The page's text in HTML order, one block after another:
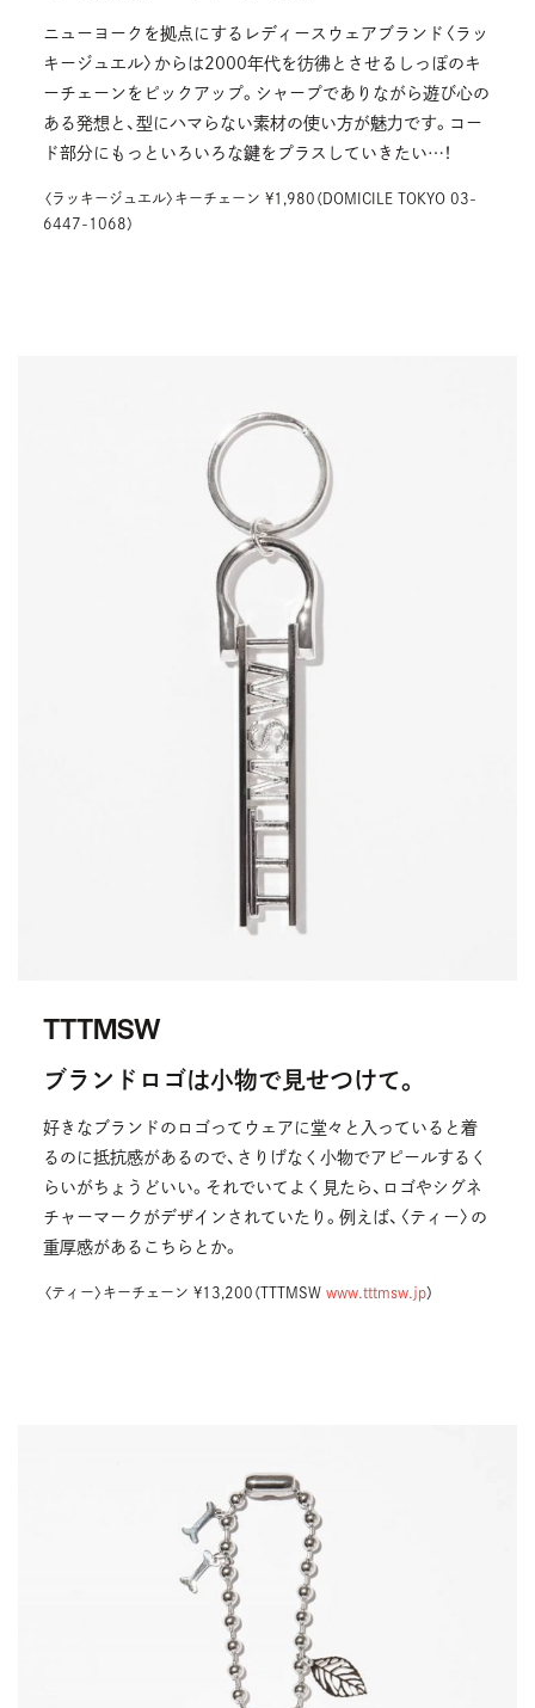
ニューヨークを拠点にするレディースウェアブランド〈ラッ
キージュエル〉からは2000年代を彷彿とさせるしっぽのキ
ーチェーンをピックアップ。シャープでありながら遊び⼼の
ある発想と、型にハマらない素材の使い方が魅力です。コー
ド部分にもっといろいろな鍵をプラスしていきたい…！
〈ラッキージュエル〉キーチェーン ¥1,980（DOMICILE TOKYO 03-
6447-1068）
TTTMSW
ブランドロゴは小物で見せつけて。
好きなブランドのロゴってウェアに堂々と入っていると着
るのに抵抗感があるので、さりげなく小物でアピールするく
らいがちょうどいい。それでいてよく見たら、ロゴやシグネ
チャーマークがデザインされていたり。例えば、〈ティー〉の
重厚感があるこちらとか。
〈ティー〉キーチェーン ¥13,200（TTTMSW www.tttmsw.jp）